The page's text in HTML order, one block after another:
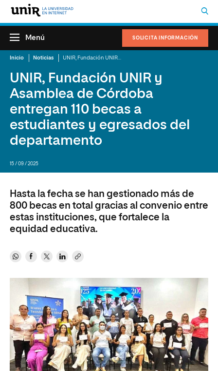
SOLICITA INFORMACIÓN
Menú
Inicio Noticias
UNIR, Fundación UNIR y
Asamblea de Córdoba
entregan 110 becas a
estudiantes y egresados del
departamento
15 / 09 / 2025
Hasta la fecha se han gestionado más de
800 becas en total gracias al convenio entre
estas instituciones, que fortalece la
equidad educativa.